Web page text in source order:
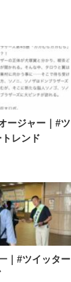
ージャー｜#ツ
レンド
｜#ツイッター